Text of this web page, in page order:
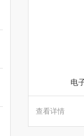
电
查看详情